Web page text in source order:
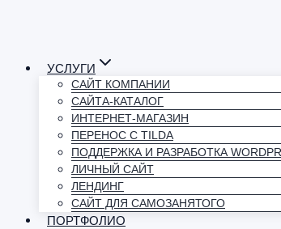
УСЛУГИ
САЙТ КОМПАНИИ
САЙТА-КАТАЛОГ
ИНТЕРНЕТ-МАГАЗИН
ПЕРЕНОС С TILDA
ПОДДЕРЖКА И РАЗРАБОТКА
ЛИЧНЫЙ САЙТ
ЛЕНДИНГ
САЙТ ДЛЯ САМОЗАНЯТОГО
ПОРТФОЛИО